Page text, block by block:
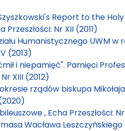
Report to the
Przeszłości: Nr XII (2011)
Humanistycznego UWM w
(2013)
i niepamięć". Pamięci
XIII (2012)
rządów biskupa
, Echa Przeszłości:
Wacława Leszczyńskiego